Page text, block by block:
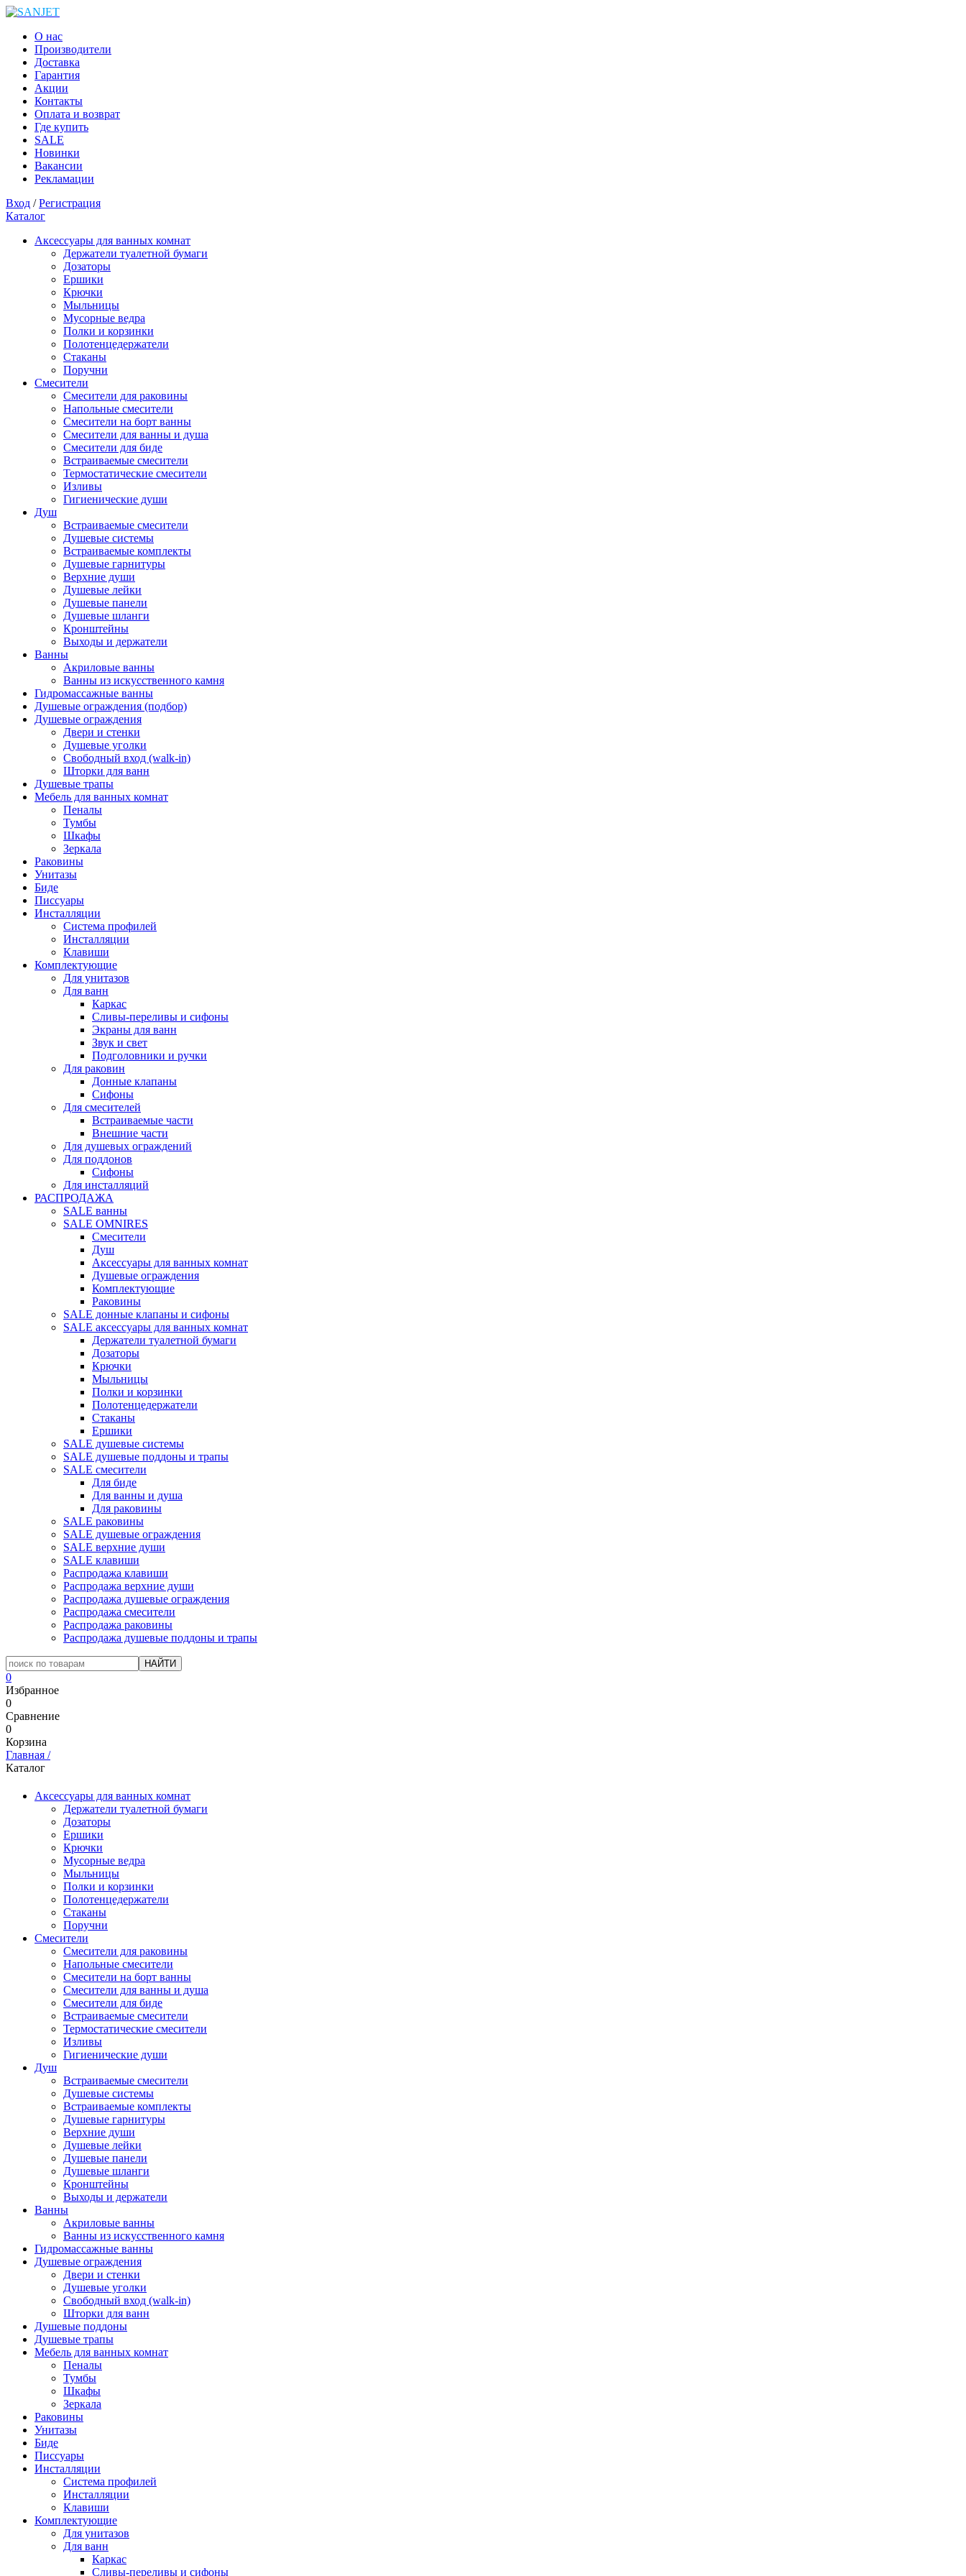
О нас
Производители
Доставка
Гарантия
Акции
Контакты
Оплата и возврат
Где купить
SALE
Новинки
Вакансии
Рекламации
Вход /Регистрация
Каталог
Аксессуары для ванных комнат
Держатели туалетной бумаги
Дозаторы
Ершики
Крючки
Мыльницы
Мусорные ведра
Полки и корзинки
Полотенцедержатели
Стаканы
Поручни
Смесители
Смесители для раковины
Напольные смесители
Смесители на борт ванны
Смесители для ванны и душа
Смесители для биде
Встраиваемые смесители
Термостатические смесители
Изливы
Гигиенические души
Душ
Встраиваемые смесители
Душевые системы
Встраиваемые комплекты
Душевые гарнитуры
Верхние души
Душевые лейки
Душевые панели
Душевые шланги
Кронштейны
Выходы и держатели
Ванны
Акриловые ванны
Ванны из искусственного камня
Гидромассажные ванны
Душевые ограждения (подбор)
Душевые ограждения
Двери и стенки
Душевые уголки
Свободный вход (walk-in)
Шторки для ванн
Душевые трапы
Мебель для ванных комнат
Пеналы
Тумбы
Шкафы
Зеркала
Раковины
Унитазы
Биде
Писсуары
Инсталляции
Система профилей
Инсталляции
Клавиши
Комплектующие
Для унитазов
Для ванн
Каркас
Сливы-переливы и сифоны
Экраны для ванн
Звук и свет
Подголовники и ручки
Для раковин
Донные клапаны
Сифоны
Для смесителей
Встраиваемые части
Внешние части
Для душевых ограждений
Для поддонов
Сифоны
Для инсталляций
РАСПРОДАЖА
SALE ванны
SALE OMNIRES
Смесители
Душ
Аксессуары для ванных комнат
Душевые ограждения
Комплектующие
Раковины
SALE донные клапаны и сифоны
SALE аксессуары для ванных комнат
Держатели туалетной бумаги
Дозаторы
Крючки
Мыльницы
Полки и корзинки
Полотенцедержатели
Стаканы
Ершики
SALE душевые системы
SALE душевые поддоны и трапы
SALE смесители
Для биде
Для ванны и душа
Для раковины
SALE раковины
SALE душевые ограждения
SALE верхние души
SALE клавиши
Распродажа клавиши
Распродажа верхние души
Распродажа душевые ограждения
Распродажа смесители
Распродажа раковины
Распродажа душевые поддоны и трапы
0
Избранное
0
Сравнение
0
Корзина
Главная /
Каталог
Аксессуары для ванных комнат
Держатели туалетной бумаги
Дозаторы
Ершики
Крючки
Мусорные ведра
Мыльницы
Полки и корзинки
Полотенцедержатели
Стаканы
Поручни
Смесители
Смесители для раковины
Напольные смесители
Смесители на борт ванны
Смесители для ванны и душа
Смесители для биде
Встраиваемые смесители
Термостатические смесители
Изливы
Гигиенические души
Душ
Встраиваемые смесители
Душевые системы
Встраиваемые комплекты
Душевые гарнитуры
Верхние души
Душевые лейки
Душевые панели
Душевые шланги
Кронштейны
Выходы и держатели
Ванны
Акриловые ванны
Ванны из искусственного камня
Гидромассажные ванны
Душевые ограждения
Двери и стенки
Душевые уголки
Свободный вход (walk-in)
Шторки для ванн
Душевые поддоны
Душевые трапы
Мебель для ванных комнат
Пеналы
Тумбы
Шкафы
Зеркала
Раковины
Унитазы
Биде
Писсуары
Инсталляции
Система профилей
Инсталляции
Клавиши
Комплектующие
Для унитазов
Для ванн
Каркас
Сливы-переливы и сифоны